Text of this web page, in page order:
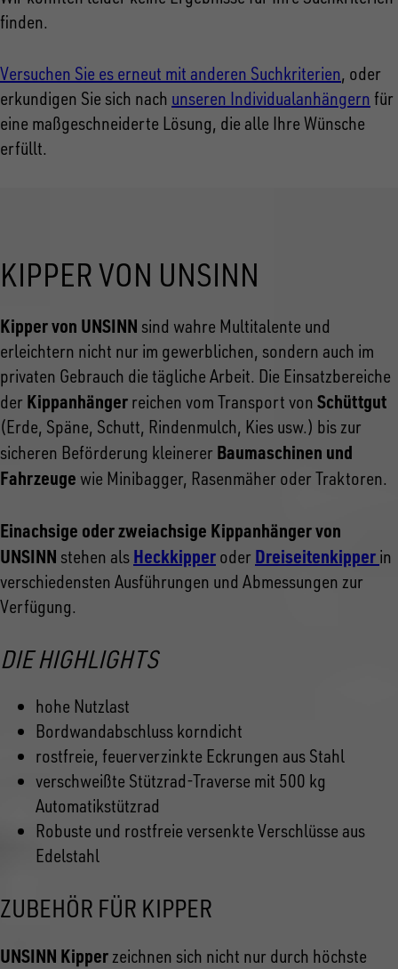
finden.
Versuchen Sie es erneut mit anderen Suchkriterien, oder
erkundigen Sie sich nach unseren Individualanhängern für
eine maßgeschneiderte Lösung, die alle Ihre Wünsche
erfüllt.
KIPPER VON UNSINN
Kipper von UNSINN sind wahre Multitalente und
erleichtern nicht nur im gewerblichen, sondern auch im
privaten Gebrauch die tägliche Arbeit. Die Einsatzbereiche
der Kippanhänger reichen vom Transport von Schüttgut
(Erde, Späne, Schutt, Rindenmulch, Kies usw.) bis zur
sicheren Beförderung kleinerer Baumaschinen und
Fahrzeuge wie Minibagger, Rasenmäher oder Traktoren.
Einachsige oder zweiachsige Kippanhänger von
UNSINN stehen als Heckkipper oder Dreiseitenkipper in
verschiedensten Ausführungen und Abmessungen zur
Verfügung.
DIE HIGHLIGHTS
hohe Nutzlast
Bordwandabschluss korndicht
rostfreie, feuerverzinkte Eckrungen aus Stahl
verschweißte Stützrad-Traverse mit 500 kg
Automatikstützrad
Robuste und rostfreie versenkte Verschlüsse aus
Edelstahl
ZUBEHÖR FÜR KIPPER
UNSINN Kipperzeichnen sich nicht nur durch höchste